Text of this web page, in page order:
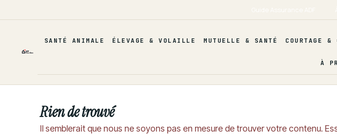
au
SANTÉ ANIMALE ÉLEVAGE & VOLAILLE MUTUELLE & SANTÉ COURTAGE &
À
Rien de trouvé
Il semblerait que nous ne soyons pas en mesure de trouver votre contenu.